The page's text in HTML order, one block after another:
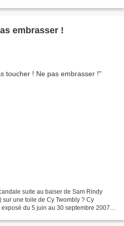
embrasser !
suite au baiser de Sam Rindy
une toile de Cy Twombly ? Cy
du 5 juin au 30 septembre 2007